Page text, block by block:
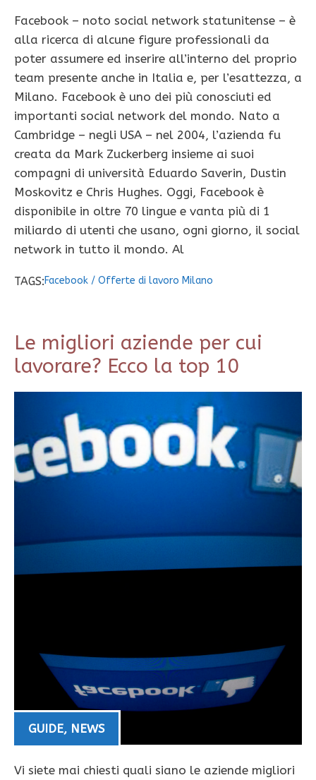
Facebook – noto social network statunitense – è
alla ricerca di alcune figure professionali da
poter assumere ed inserire all’interno del proprio
team presente anche in Italia e, per l’esattezza, a
Milano. Facebook è uno dei più conosciuti ed
importanti social network del mondo. Nato a
Cambridge – negli USA – nel 2004, l’azienda fu
creata da Mark Zuckerberg insieme ai suoi
compagni di università Eduardo Saverin, Dustin
Moskovitz e Chris Hughes. Oggi, Facebook è
disponibile in oltre 70 lingue e vanta più di 1
miliardo di utenti che usano, ogni giorno, il social
network in tutto il mondo. Al
TAGS:Facebook / Offerte di lavoro Milano
Le migliori aziende per cui
lavorare? Ecco la top 10
GUIDE, NEWS
Vi siete mai chiesti quali siano le aziende migliori